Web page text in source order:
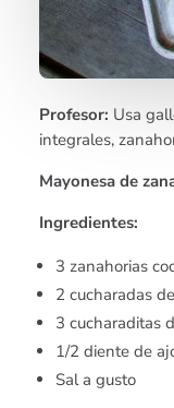
Profesor: Usa
integrales,
Mayonesa de
Ingredientes:
3 zanahorias
2 cucharadas
3 cucharaditas
1/2 diente de
Sal a gusto